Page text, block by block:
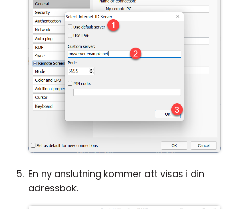
En ny anslutning kommer att visas i din
adressbok.